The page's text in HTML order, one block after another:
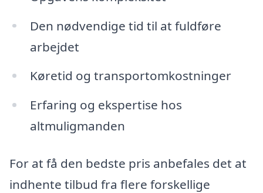
Den nødvendige tid til at fuldføre
arbejdet
Køretid og transportomkostninger
Erfaring og ekspertise hos
altmuligmanden
For at få den bedste pris anbefales det at
indhente tilbud fra flere forskellige